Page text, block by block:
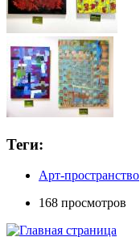
Теги:
Арт-пространство
168 просмотров